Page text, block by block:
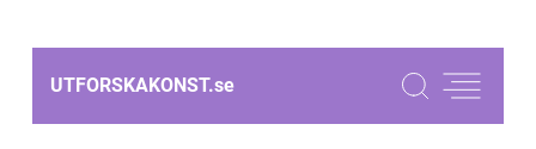
UTFORSKAKONST.se